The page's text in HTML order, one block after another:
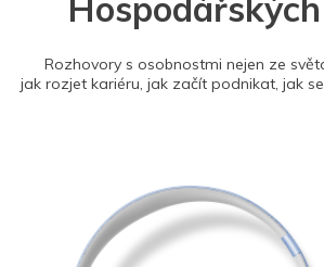
Rozhovory s osobnostmi nejen ze
jak rozjet kariéru, jak začít podnikat, jak